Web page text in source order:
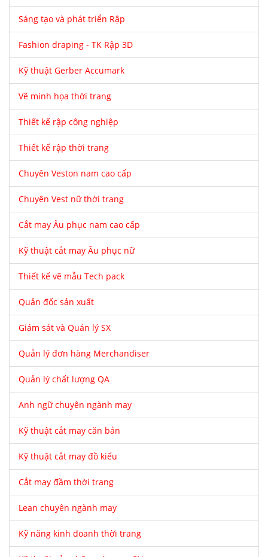
Sáng tạo và phát triển Rập
Fashion draping - TK Rập 3D
Kỹ thuật Gerber Accumark
Vẽ minh họa thời trang
Thiết kế rập công nghiệp
Thiết kế rập thời trang
Chuyên Veston nam cao cấp
Chuyên Vest nữ thời trang
Cắt may Âu phục nam cao cấp
Kỹ thuật cắt may Âu phục nữ
Thiết kế vẽ mẫu Tech pack
Quản đốc sản xuất
Giám sát và Quản lý SX
Quản lý đơn hàng Merchandiser
Quản lý chất lượng QA
Anh ngữ chuyên ngành may
Kỹ thuật cắt may căn bản
Kỹ thuật cắt may đồ kiểu
Cắt may đầm thời trang
Lean chuyên ngành may
Kỹ năng kinh doanh thời trang